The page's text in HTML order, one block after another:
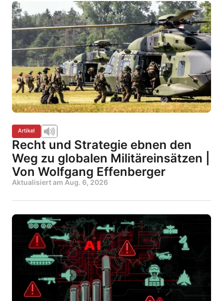
Artikel
Recht und Strategie ebnen den
Weg zu globalen Militäreinsätzen |
Von Wolfgang Effenberger
Aktualisiert am Aug. 6, 2026